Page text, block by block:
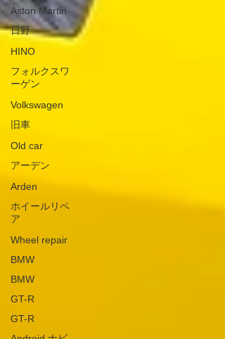
Aston Martin
日野
HINO
フォルクスワ
ーゲン
Volkswagen
旧車
Old car
アーデン
Arden
ホイールリペ
ア
Wheel repair
BMW
BMW
GT-R
GT-R